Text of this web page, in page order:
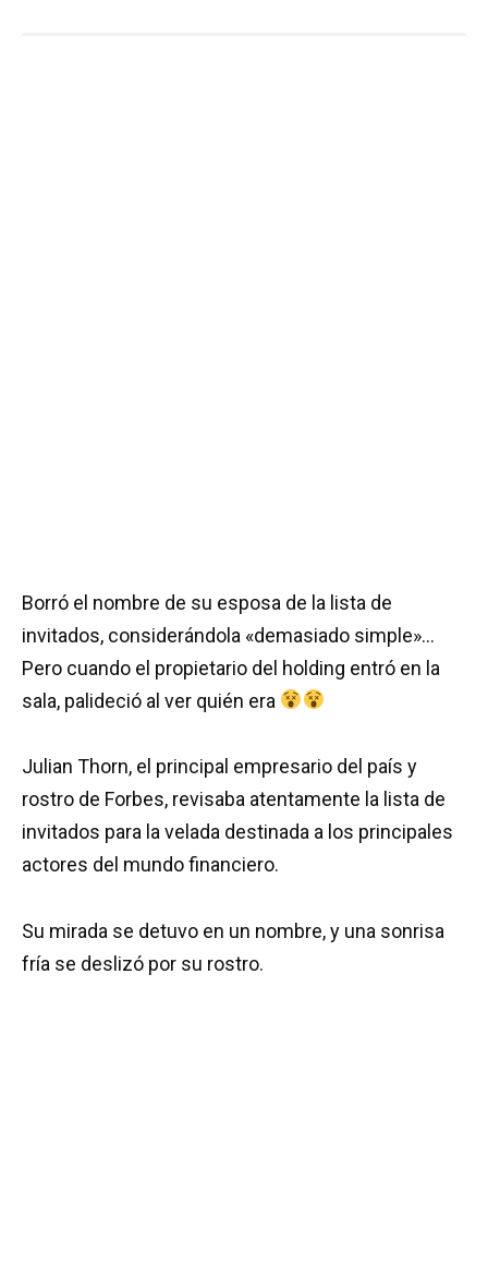
Borró el nombre de su esposa de la lista de
invitados, considerándola «demasiado simple»…
Pero cuando el propietario del holding entró en la
sala, palideció al ver quién era
Julian Thorn, el principal empresario del país y
rostro de Forbes, revisaba atentamente la lista de
invitados para la velada destinada a los principales
actores del mundo financiero.
Su mirada se detuvo en un nombre, y una sonrisa
fría se deslizó por su rostro.